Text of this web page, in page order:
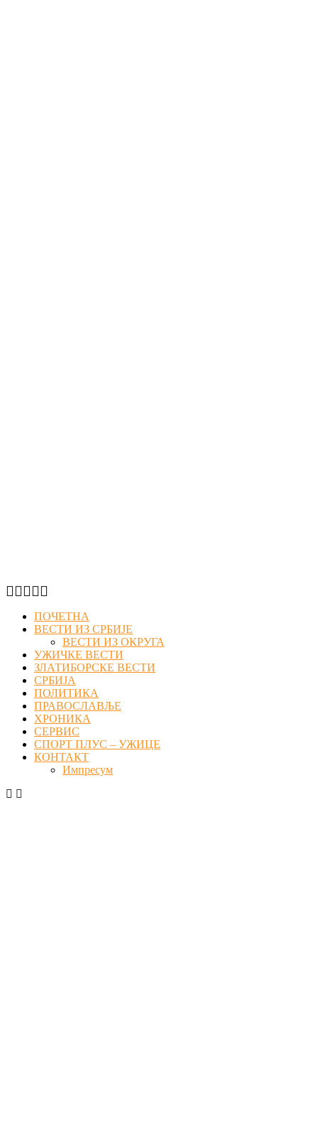
Facebook
Twitter
Instagram
Youtube
ПОЧЕТНА
ВЕСТИ ИЗ СРБИЈЕ
ВЕСТИ ИЗ ОКРУГА
УЖИЧКЕ ВЕСТИ
ЗЛАТИБОРСКЕ ВЕСТИ
СРБИЈА
ПОЛИТИКА
ПРАВОСЛАВЉЕ
ХРОНИКА
СЕРВИС
СПОРТ ПЛУС – УЖИЦЕ
КОНТАКТ
Импресум